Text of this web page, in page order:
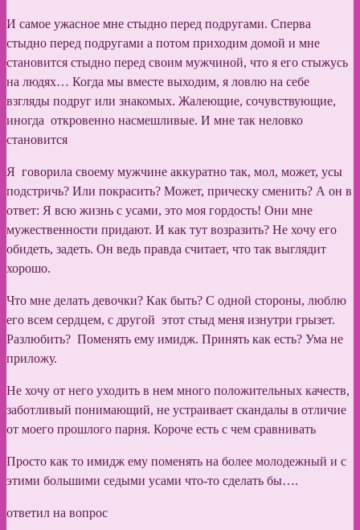
И самое ужасное мне стыдно перед подругами. Сперва
стыдно перед подругами а потом приходим домой и мне
становится стыдно перед своим мужчиной, что я его стыжусь
на людях… Когда мы вместе выходим, я ловлю на себе
взгляды подруг или знакомых. Жалеющие, сочувствующие,
иногда откровенно насмешливые. И мне так неловко
становится
Я говорила своему мужчине аккуратно так, мол, может, усы
подстричь? Или покрасить? Может, прическу сменить? А он в
ответ: Я всю жизнь с усами, это моя гордость! Они мне
мужественности придают. И как тут возразить? Не хочу его
обидеть, задеть. Он ведь правда считает, что так выглядит
хорошо.
Что мне делать девочки? Как быть? С одной стороны, люблю
его всем сердцем, с другой этот стыд меня изнутри грызет.
Разлюбить? Поменять ему имидж. Принять как есть? Ума не
приложу.
Не хочу от него уходить в нем много положительных качеств,
заботливый понимающий, не устраивает скандалы в отличие
от моего прошлого парня. Короче есть с чем сравнивать
Просто как то имидж ему поменять на более молодежный и с
этими большими седыми усами что-то сделать бы….
ответил на вопрос